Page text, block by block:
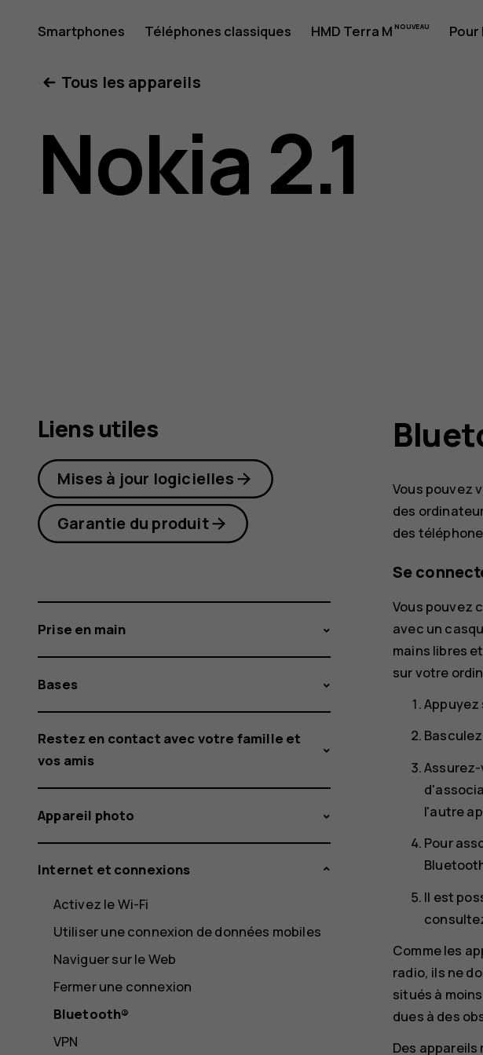
Guide
de
l'utilisateur
Smartphones Téléphones classiques HMD Terra M
Tous les appareils
Nokia 2.1
Vous pouvez
des
des
Se
Vous pouvez
avec un
mains libres
sur votre
Appuyez
Basculez
l'autre
Pour
Il est
Comme les
radio, ils ne
situés à
dues à des
Des
Liens utiles
Mises à jour logicielles
Garantie du produit
Prise en main
Bases
Restez en contact avec votre famille et
vos amis
Appareil photo
Internet et connexions
Activez le Wi-Fi
Utiliser une connexion de données mobiles
Naviguer sur le Web
Fermer une connexion
Bluetooth®
VPN